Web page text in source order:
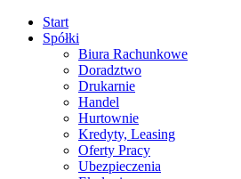
Start
Spółki
Biura Rachunkowe
Doradztwo
Drukarnie
Handel
Hurtownie
Kredyty, Leasing
Oferty Pracy
Ubezpieczenia